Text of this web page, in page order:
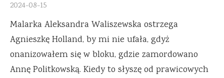
2024-08-15
Malarka Aleksandra Waliszewska ostrzega
Agnieszkę Holland, by mi nie ufała, gdyż
onanizowałem się w bloku, gdzie zamordowano
Annę Politkowską. Kiedy to słyszę od prawicowych